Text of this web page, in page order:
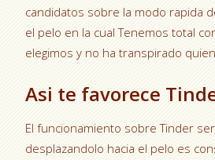
candidatos sobre la modo rapida
el pelo en la cual Tenemos total
elegimos y no ha transpirado
Asi te favorece
El funcionamiento sobre Tinder
desplazandolo hacia el pelo es